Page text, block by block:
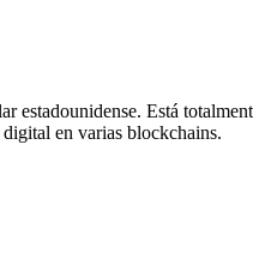
Está
en varias blockchains.